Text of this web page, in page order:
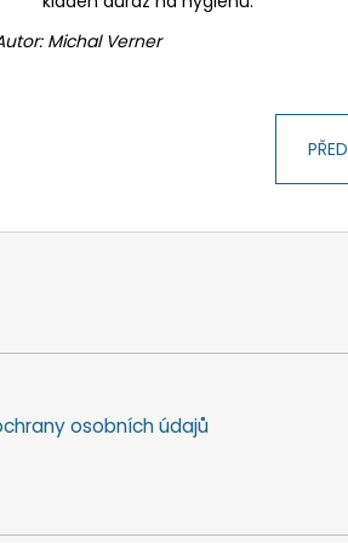
Michal Verner
osobních údajů